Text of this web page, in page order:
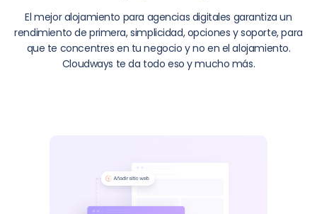
El mejor alojamiento para agencias digitales garantiza un
rendimiento de primera, simplicidad, opciones y soporte, para
que te concentres en tu negocio y no en el alojamiento.
Cloudways te da todo eso y mucho más.